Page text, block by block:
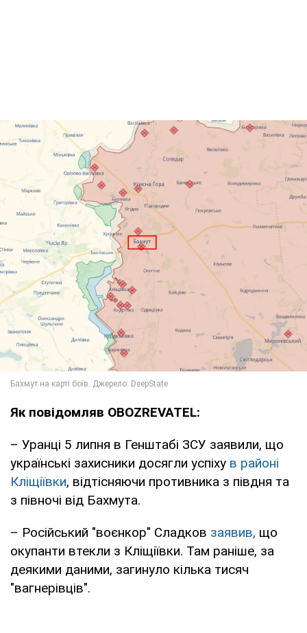
Як повідомляв OBOZREVATEL:
– Уранці 5 липня в Генштабі ЗСУ заявили, що
українські захисники досягли успіху в районі
Кліщіївки, відтісняючи противника з півдня та
з півночі від Бахмута.
– Російський "воєнкор" Сладков заявив, що
окупанти втекли з Кліщіївки. Там раніше, за
деякими даними, загинуло кілька тисяч
"вагнерівців".